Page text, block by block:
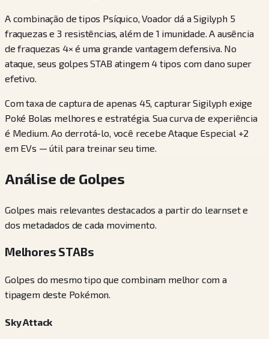
A combinação de tipos Psíquico, Voador dá a Sigilyph 5
fraquezas e 3 resistências, além de 1 imunidade. A ausência
de fraquezas 4× é uma grande vantagem defensiva. No
ataque, seus golpes STAB atingem 4 tipos com dano super
efetivo.
Com taxa de captura de apenas 45, capturar Sigilyph exige
Poké Bolas melhores e estratégia. Sua curva de experiência
é Medium. Ao derrotá-lo, você recebe Ataque Especial +2
em EVs — útil para treinar seu time.
Análise de Golpes
Golpes mais relevantes destacados a partir do learnset e
dos metadados de cada movimento.
Melhores STABs
Golpes do mesmo tipo que combinam melhor com a
tipagem deste Pokémon.
Sky Attack